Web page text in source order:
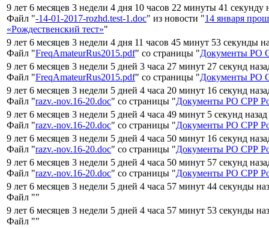
9 лет 6 месяцев 3 недели 4 дня 10 часов 22 минуты 41 секунду
Файл "-14-01-2017-rozhd.test-1.doc" из новости "14 января
«Рождественский тест»"
9 лет 6 месяцев 3 недели 4 дня 11 часов 45 минут 53 секунды
Файл "FreqAmateurRus2015.pdf" со страницы "Документы РО
9 лет 6 месяцев 3 недели 5 дней 3 часа 27 минут 27 секунд
Файл "FreqAmateurRus2015.pdf" со страницы "Документы РО
9 лет 6 месяцев 3 недели 5 дней 4 часа 20 минут 16 секунд
Файл "razv.-nov.16-20.doc" со страницы "Документы РО СРР
9 лет 6 месяцев 3 недели 5 дней 4 часа 49 минут 5 секунд
Файл "razv.-nov.16-20.doc" со страницы "Документы РО СРР
9 лет 6 месяцев 3 недели 5 дней 4 часа 50 минут 16 секунд
Файл "razv.-nov.16-20.doc" со страницы "Документы РО СРР
9 лет 6 месяцев 3 недели 5 дней 4 часа 50 минут 57 секунд
Файл "razv.-nov.16-20.doc" со страницы "Документы РО СРР
9 лет 6 месяцев 3 недели 5 дней 4 часа 57 минут 44 секунды
Файл ""
9 лет 6 месяцев 3 недели 5 дней 4 часа 57 минут 53 секунды
Файл ""